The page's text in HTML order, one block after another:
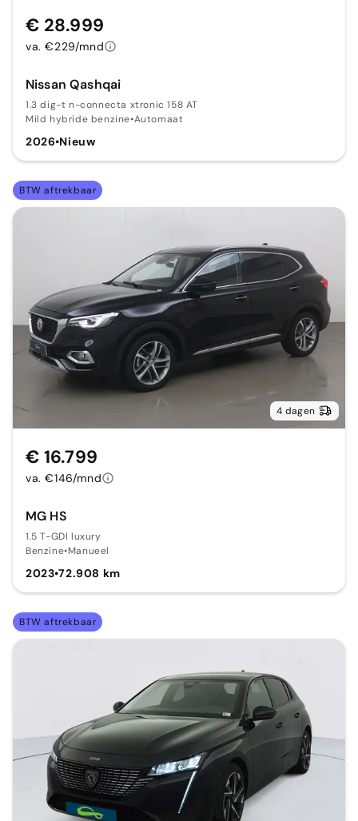
Nissan Qashqai
1.3 dig-t n-connecta xtronic 158 AT
Mild hybride benzine•Automaat
2026•Nieuw
€ 28.999
va. €229/mnd
BTW aftrekbaar
4 dagen
MG HS
1.5 T-GDI luxury
Benzine•Manueel
2023•72.908 km
€ 16.799
va. €146/mnd
BTW aftrekbaar